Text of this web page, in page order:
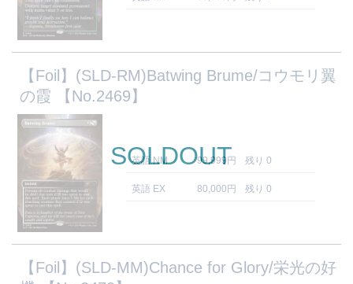
【Foil】(SLD-RM)Batwing Brume/コウモリ翼
の霞 【No.2469】
英語 NM 99,999円 残り 0
英語 EX 80,000円 残り 0
SOLDOUT
【Foil】(SLD-MM)Chance for Glory/栄光の好